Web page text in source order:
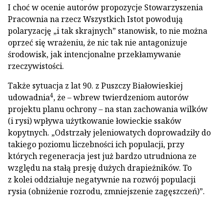
I choć w ocenie autorów propozycje Stowarzyszenia
Pracownia na rzecz Wszystkich Istot powodują
polaryzację „i tak skrajnych” stanowisk, to nie można
oprzeć się wrażeniu, że nic tak nie antagonizuje
środowisk, jak intencjonalne przekłamywanie
rzeczywistości.
Także sytuacja z lat 90. z Puszczy Białowieskiej
udowadnia4, że – wbrew twierdzeniom autorów
projektu planu ochrony – na stan zachowania wilków
(i rysi) wpływa użytkowanie łowieckie ssaków
kopytnych. „Odstrzały jeleniowatych doprowadziły do
takiego poziomu liczebności ich populacji, przy
których regeneracja jest już bardzo utrudniona ze
względu na stałą presję dużych drapieżników. To
z kolei oddziałuje negatywnie na rozwój populacji
rysia (obniżenie rozrodu, zmniejszenie zagęszczeń)”.